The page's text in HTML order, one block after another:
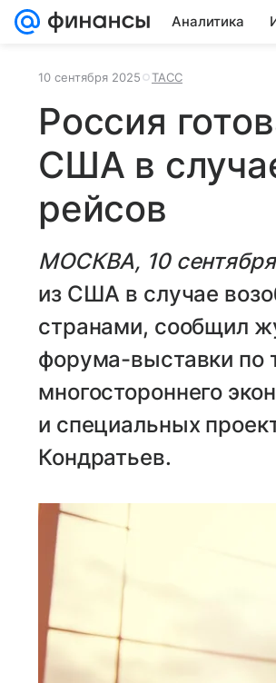
Аналитика
10 сентября 2025 ТАСС
Россия
США в
рейсов
МОСКВА, 10
из США в случае
странами, сообщил
форума-выставки по
многостороннего
и специальных
Кондратьев.